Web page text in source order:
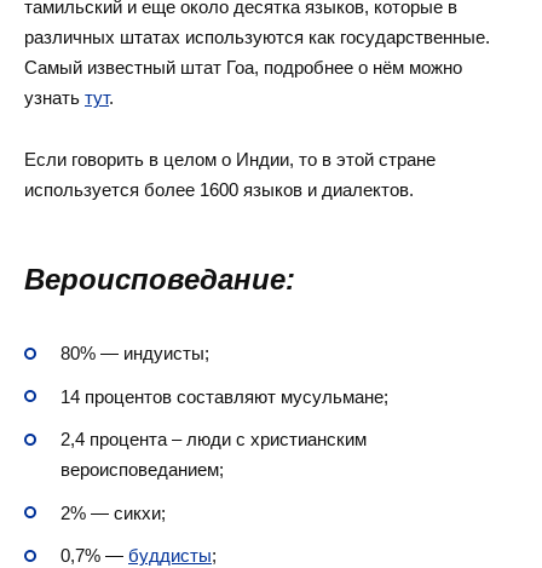
тамильский и еще около десятка языков, которые в
различных штатах используются как государственные.
Самый известный штат Гоа, подробнее о нём можно
узнать тут.
Если говорить в целом о Индии, то в этой стране
используется более 1600 языков и диалектов.
Вероисповедание:
80% — индуисты;
14 процентов составляют мусульмане;
2,4 процента – люди с христианским
вероисповеданием;
2% — сикхи;
0,7% — буддисты;